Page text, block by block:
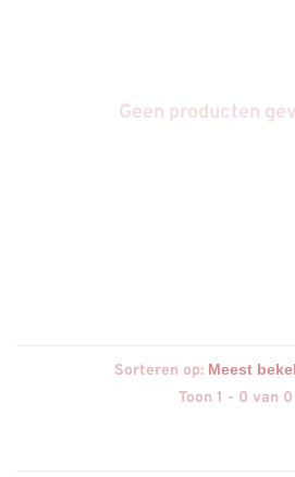
Geen producten
Sorteren op:
Toon 1 - 0 van 0